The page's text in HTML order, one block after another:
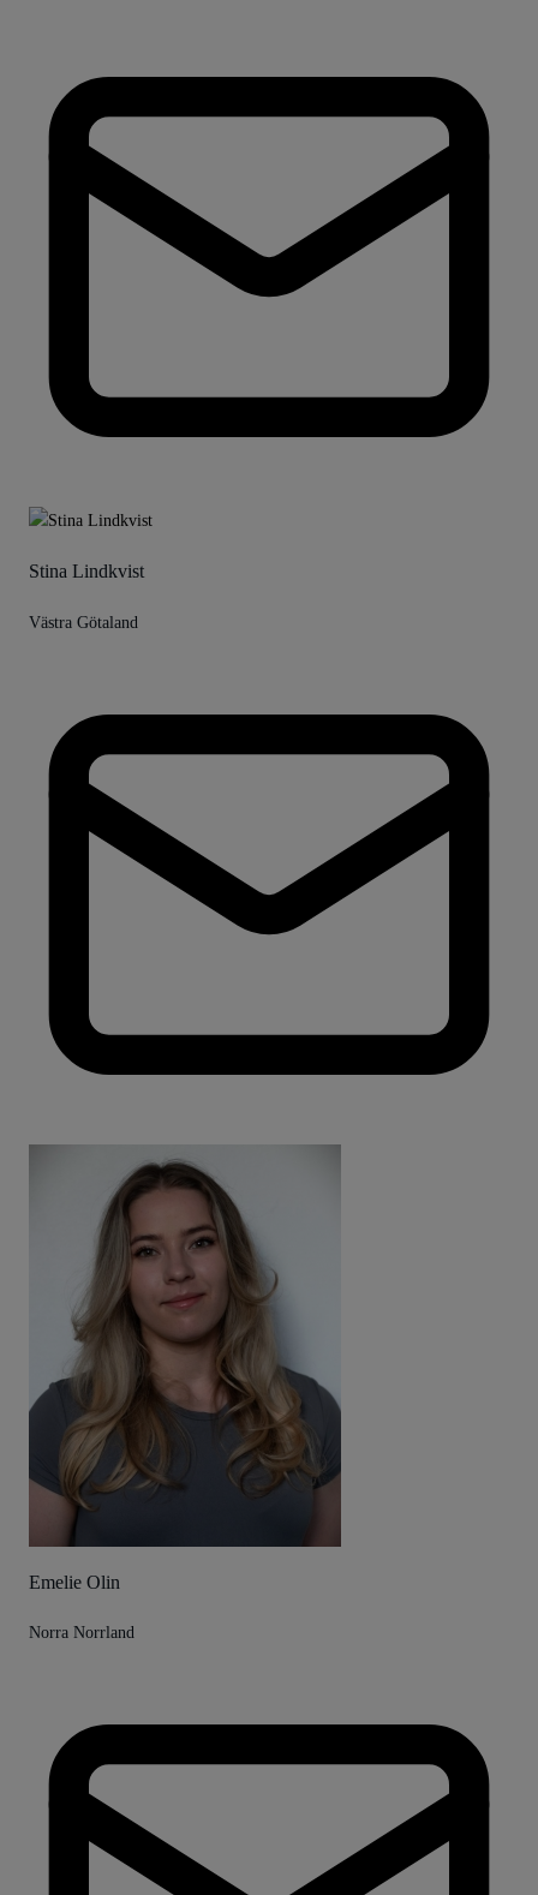
Stina Lindkvist
Västra Götaland
Emelie Olin
Norra Norrland